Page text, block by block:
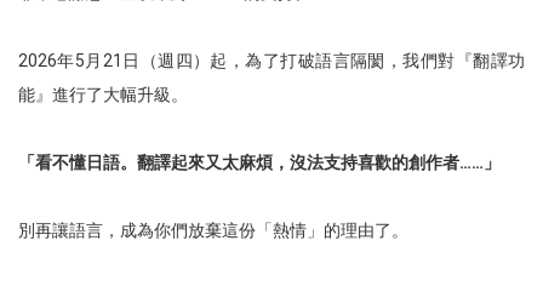
2026年5月21日（週四）起，為了打破語言隔閡，我們對『翻譯功
能』進行了大幅升級。
「看不懂日語。翻譯起來又太麻煩，沒法支持喜歡的創作者……」
別再讓語言，成為你們放棄這份「熱情」的理由了。